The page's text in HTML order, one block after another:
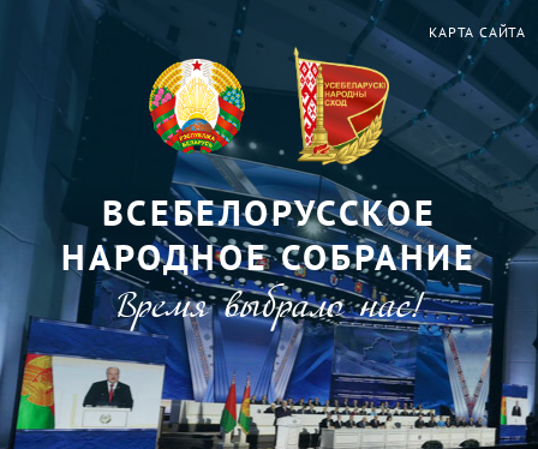
КАРТА САЙТА
ВСЕБЕЛОРУССКОЕ
НАРОДНОЕ СОБРАНИЕ
Время выбрало нас!